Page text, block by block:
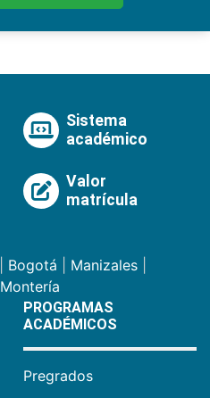
Sistema
académico
Valor
matrícula
Bogotá Manizales
Montería
PROGRAMAS
ACADÉMICOS
Pregrados